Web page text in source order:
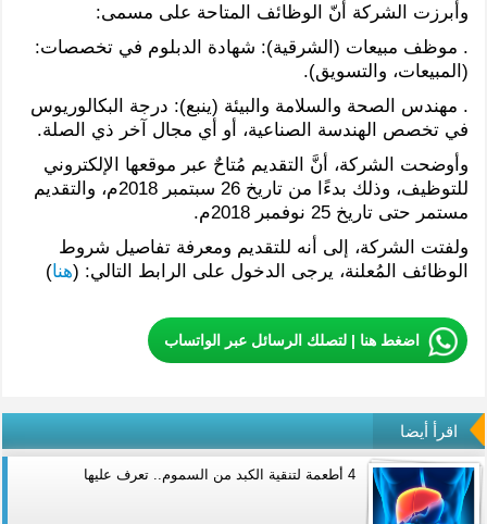
وأبرزت الشركة أنّ الوظائف المتاحة على مسمى:
. موظف مبيعات (الشرقية): شهادة الدبلوم في تخصصات:
(المبيعات، والتسويق).
. مهندس الصحة والسلامة والبيئة (ينبع): درجة البكالوريوس
في تخصص الهندسة الصناعية، أو أي مجال آخر ذي الصلة.
وأوضحت الشركة، أنَّ التقديم مُتاحٌ عبر موقعها الإلكتروني
للتوظيف، وذلك بدءًا من تاريخ 26 سبتمبر 2018م، والتقديم
مستمر حتى تاريخ 25 نوفمبر 2018م.
ولفتت الشركة، إلى أنه للتقديم ومعرفة تفاصيل شروط
الوظائف المُعلنة، يرجى الدخول على الرابط التالي: (هنا)
اضغط هنا | لتصلك الرسائل عبر الواتساب
اقرأ أيضا
4 أطعمة لتنقية الكبد من السموم.. تعرف عليها